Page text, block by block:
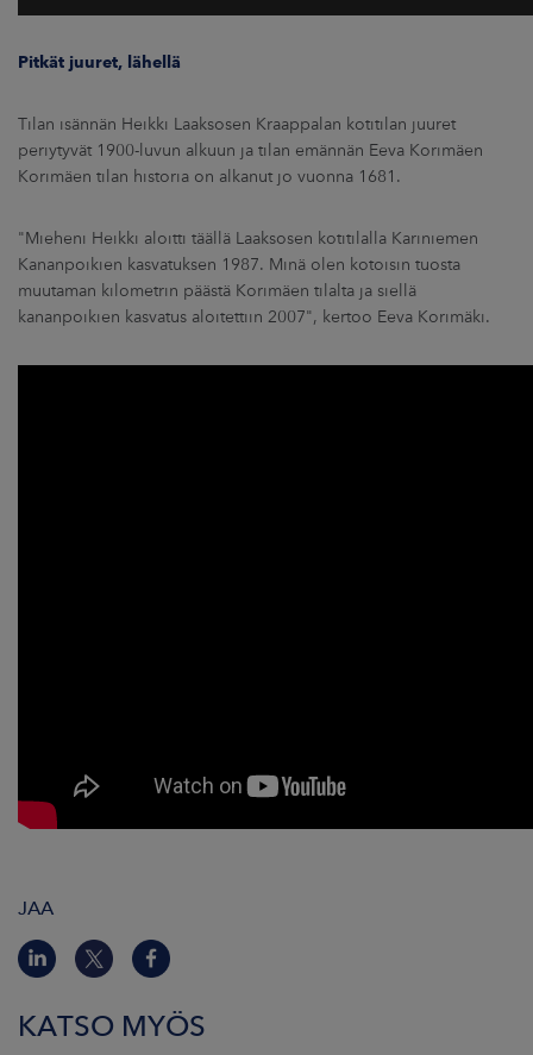
Pitkät juuret, lähellä
Tilan isännän Heikki Laaksosen Kraappalan kotitilan juuret
periytyvät 1900-luvun alkuun ja tilan emännän Eeva Korimäen
Korimäen tilan historia on alkanut jo vuonna 1681.
"Mieheni Heikki aloitti täällä Laaksosen kotitilalla Kariniemen
Kananpoikien kasvatuksen 1987. Minä olen kotoisin tuosta
muutaman kilometrin päästä Korimäen tilalta ja siellä
kananpoikien kasvatus aloitettiin 2007", kertoo Eeva Korimäki.
JAA
KATSO MYÖS